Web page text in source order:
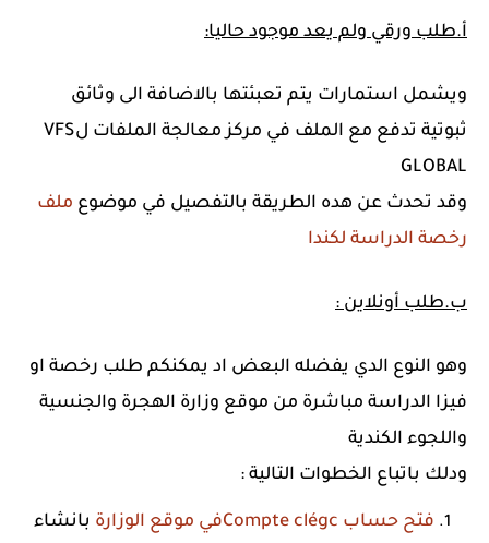
أ.طلب ورقي ولم يعد موجود حاليا:
ويشمل استمارات يتم تعبئتها بالاضافة الى وثائق
ثبوتية تدفع مع الملف في مركز معالجة الملفات لVFS
GLOBAL
وقد تحدث عن هده الطريقة بالتفصيل في موضوع ملف
رخصة الدراسة لكندا
ب.طلب أونلاين :
وهو النوع الدي يفضله البعض اد يمكنكم طلب رخصة او
فيزا الدراسة مباشرة من موقع وزارة الهجرة والجنسية
واللجوء الكندية
ودلك باتباع الخطوات التالية :
فتح حساب Compte clégcفي موقع الوزارة
بانشاء